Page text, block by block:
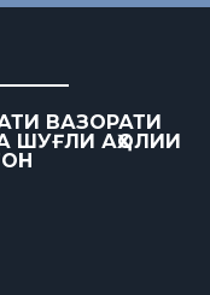
ВАЗОРАТИ
ШУҒЛИ АҲОЛИИ